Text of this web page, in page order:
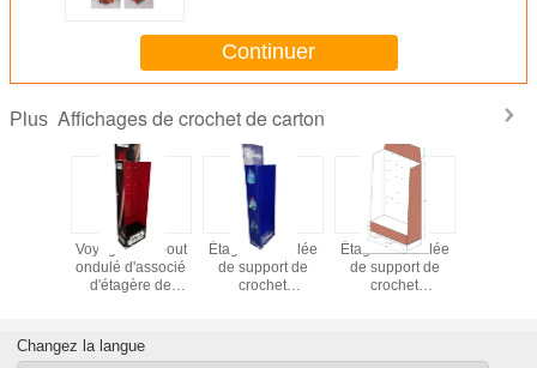
Continuer
Plus Affichages de crochet de carton
Voyageur debout
ondulé d'associé
d'étagère de
d'affichage de
carton pour le
Étagère ondulée
de support de
crochet
pour princesse
Étagère ondulée
de support de
crochet
avec la plate-
Changez la langue